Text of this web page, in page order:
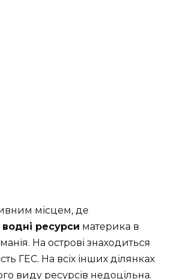
місцем, де
водні ресурси материка в
На острові знаходиться
ГЕС. На всіх інших ділянках
виду ресурсів недоцільна.